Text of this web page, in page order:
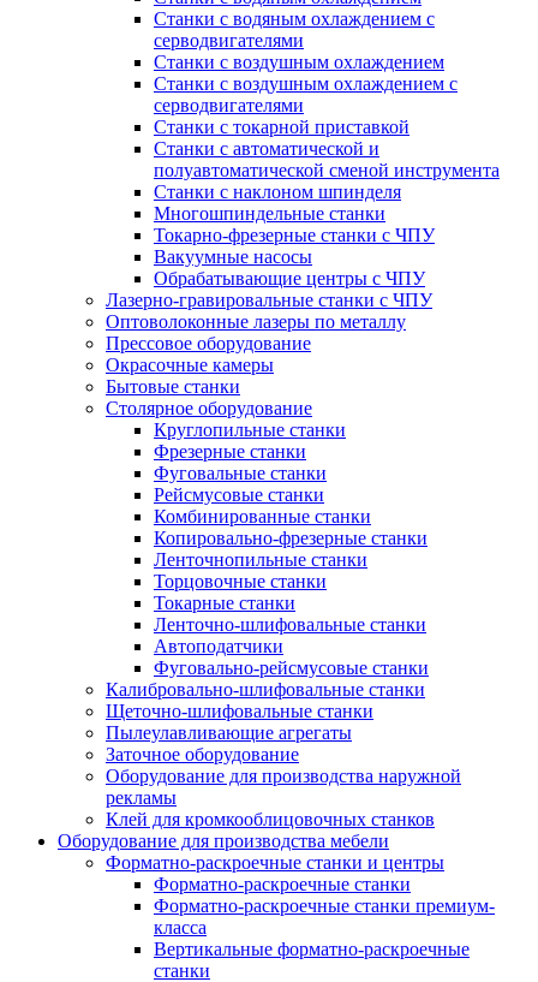
Станки с водяным охлаждением с
серводвигателями
Станки с воздушным охлаждением
Станки с воздушным охлаждением с
серводвигателями
Станки с токарной приставкой
Станки с автоматической и
полуавтоматической сменой инструмента
Станки с наклоном шпинделя
Многошпиндельные станки
Токарно-фрезерные станки с ЧПУ
Вакуумные насосы
Обрабатывающие центры с ЧПУ
Лазерно-гравировальные станки с ЧПУ
Оптоволоконные лазеры по металлу
Прессовое оборудование
Окрасочные камеры
Бытовые станки
Столярное оборудование
Круглопильные станки
Фрезерные станки
Фуговальные станки
Рейсмусовые станки
Комбинированные станки
Копировально-фрезерные станки
Ленточнопильные станки
Торцовочные станки
Токарные станки
Ленточно-шлифовальные станки
Автоподатчики
Фуговально-рейсмусовые станки
Калибровально-шлифовальные станки
Щеточно-шлифовальные станки
Пылеулавливающие агрегаты
Заточное оборудование
Оборудование для производства наружной
рекламы
Клей для кромкооблицовочных станков
Оборудование для производства мебели
Форматно-раскроечные станки и центры
Форматно-раскроечные станки
Форматно-раскроечные станки премиум-
класса
Вертикальные форматно-раскроечные
станки